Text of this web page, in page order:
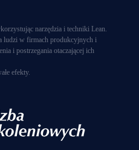
narzędzia i techniki Lean.
ludzi w firmach produkcyjnych i
i postrzegania otaczającej ich
efekty.